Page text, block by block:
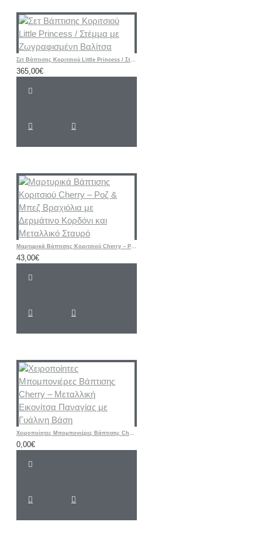
Σετ Βάπτισης Κοριτσιού Little Princess / Στέμμα με Ζωγραφισμένη Βαλίτσα
365,00€
Μαρτυρικά Βάπτισης Κοριτσιού Cherry – Ροζ & Μπεζ Βραχιόλια με Δερμάτινο Κορδόνι και Μεταλλικό Σταυρό
43,00€
Χειροποίητες Μπομπονιέρες Βάπτισης Cherry – Μεταλλική Εικονίτσα Παναγίας με Γυάλινη Βάση
0,00€